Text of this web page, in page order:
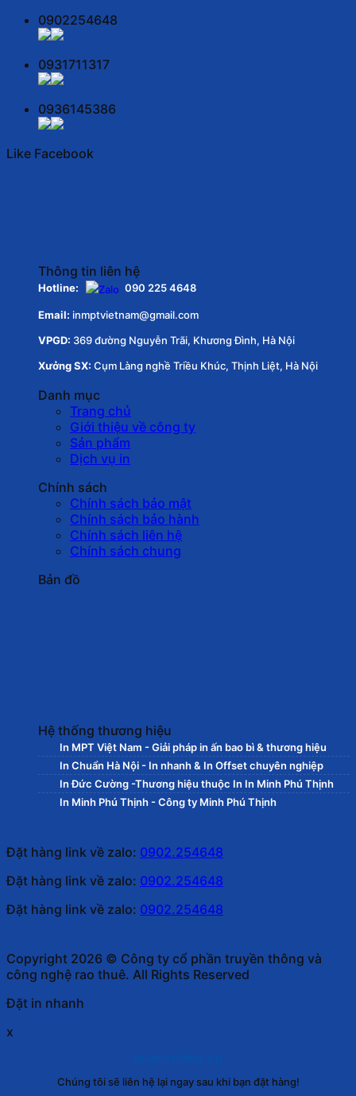
0902254648
0931711317
0936145386
Like Facebook
Thông tin liên hệ
Hotline: 090 225 4648
Email: inmptvietnam@gmail.com
VPGD: 369 đường Nguyễn Trãi, Khương Đình, Hà Nội
Xưởng SX: Cụm Làng nghề Triều Khúc, Thịnh Liệt, Hà Nội
Danh mục
Trang chủ
Giới thiệu về công ty
Sản phẩm
Dịch vụ in
Chính sách
Chính sách bảo mật
Chính sách bảo hành
Chính sách liên hệ
Chính sách chung
Bản đồ
Hệ thống thương hiệu
In MPT Việt Nam - Giải pháp in ấn bao bì & thương hiệu
In Chuẩn Hà Nội - In nhanh & In Offset chuyên nghiệp
In Đức Cường -Thương hiệu thuộc In In Minh Phú Thịnh
In Minh Phú Thịnh - Công ty Minh Phú Thịnh
Đặt hàng link về zalo: 0902.254648
Đặt hàng link về zalo: 0902.254648
Đặt hàng link về zalo: 0902.254648
Copyright 2026 © Công ty cổ phần truyền thông và
công nghệ rao thuê. All Rights Reserved
Đặt in nhanh
x
Chúng tôi sẽ liên hệ lại ngay sau khi bạn đặt hàng!